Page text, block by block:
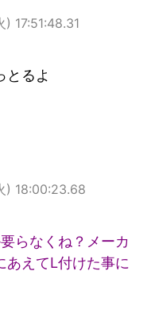
17:51:48.31
とるよ
) 18:00:23.68
らなくね？メーカ
あえてL付けた事に